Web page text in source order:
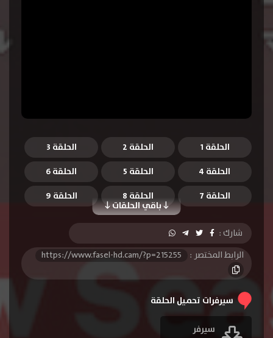
الحلقة 1 الحلقة 2
الحلقة 3
الحلقة 4
الحلقة 5 الحلقة 6
باقي الحلقات
الحلقة 7 الحلقة 8
الحلقة 9
شارك :
الرابط المختصر :
https://www.fasel-hd.cam/?p=215255
سيرفرات تحميل الحلقة
سيرفر